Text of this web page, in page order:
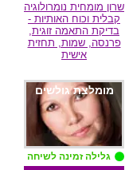
שרון מומחית נומרולוגיה
קבלית וכוח האותיות -
בדיקת התאמה זוגית,
פרנסה, שמות, תחזית
אישית
מומלצת גולשים
גלילה זמינה לשיחה